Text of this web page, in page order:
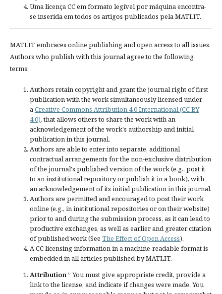
Uma licença CC em formato legível por máquina encontra-
se inserida em todos os artigos publicados pela MATLIT.
MATLIT embraces online publishing and open access to all issues.
Authors who publish with this journal agree to the following
terms:
Authors retain copyright and grant the journal right of first
publication with the work simultaneously licensed under
aCreative Commons Attribution 4.0 International (CC BY
4.0), that allows others to share the work with an
acknowledgement of the work's authorship and initial
publication in this journal.
Authors are able to enter into separate, additional
contractual arrangements for the non-exclusive distribution
of the journal's published version of the work (e.g., post it
to an institutional repository or publish it in a book), with
an acknowledgement of its initial publication in this journal.
Authors are permitted and encouraged to post their work
online (e.g., in institutional repositories or on their website)
prior to and during the submission process, as it can lead to
productive exchanges, as well as earlier and greater citation
of published work (See The Effect of Open Access).
A CC licensing information in a machine-readable format is
embedded in all articles published by MATLIT.
Attribution” You must give appropriate credit, provide a
link to the license, andindicate if changes were made. You